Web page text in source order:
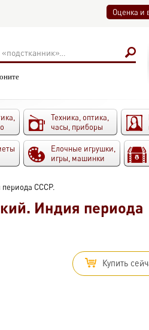
Оценка и
Техника, оптика,
часы, приборы
Елочные игрушки,
игры, машинки
СССР.
Индия периода
Купить